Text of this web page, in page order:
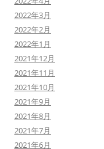
2022年3月
2022年2月
2022年1月
2021年12月
2021年11月
2021年10月
2021年9月
2021年8月
2021年7月
2021年6月